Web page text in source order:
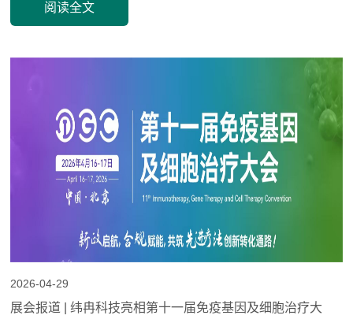
阅读全文
2026-04-29
展会报道 | 纬冉科技亮相第十一届免疫基因及细胞治疗大